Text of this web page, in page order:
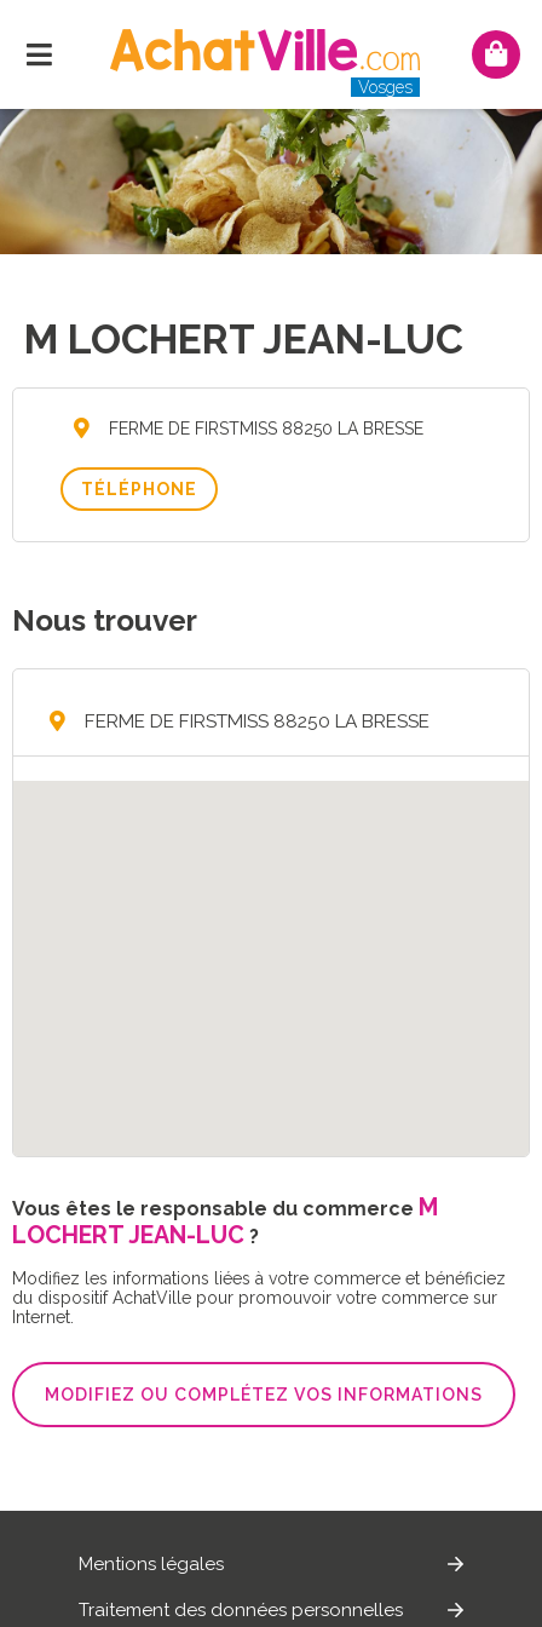
Menu
Vosges
Mon
M LOCHERT JEAN-LUC
FERME DE FIRSTMISS 88250 LA BRESSE
TÉLÉPHONE
Nous trouver
FERME DE FIRSTMISS 88250 LA BRESSE
Vous êtes le responsable du commerce M
LOCHERT JEAN-LUC ?
Modifiez les informations liées à votre commerce et bénéficiez
du dispositif AchatVille pour promouvoir votre commerce sur
Internet.
MODIFIEZ OU COMPLÉTEZ VOS INFORMATIONS
Mentions légales
Traitement des données personnelles